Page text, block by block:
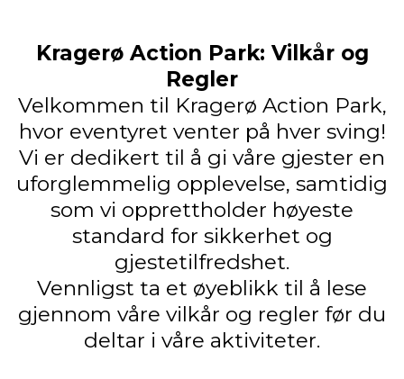
Kragerø Action Park: Vilkår og
Regler
Velkommen til Kragerø Action Park,
hvor eventyret venter på hver sving!
Vi er dedikert til å gi våre gjester en
uforglemmelig opplevelse, samtidig
som vi opprettholder høyeste
standard for sikkerhet og
gjestetilfredshet.
Vennligst ta et øyeblikk til å lese
gjennom våre vilkår og regler før du
deltar i våre aktiviteter.